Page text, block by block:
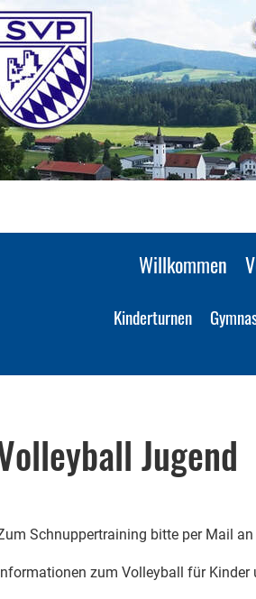
Willkommen
Kinderturnen
Jugend
Schnuppertraining bitte per Mail
zum Volleyball für Kinder